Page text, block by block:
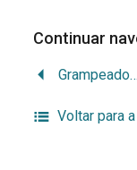
Continuar
Grampeador de papel
Voltar para